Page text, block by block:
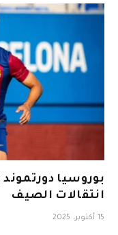
بوروسيا
انتقالات الصيف
15 أكتوبر، 2025